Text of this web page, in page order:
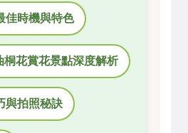
佳時機與特色
桐花賞花景點深度解析
與拍照秘訣